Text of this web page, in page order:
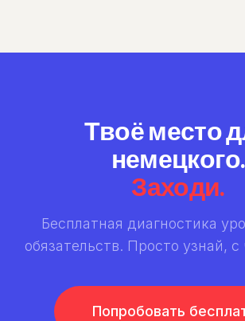
Твоё место
немецкого.
Заходи.
Бесплатная диагностика
обязательств. Просто узнай, с
Попробовать